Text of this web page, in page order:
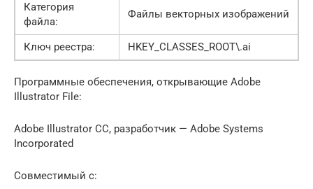
Категория
файла:
Файлы векторных изображений
Ключ реестра: HKEY_CLASSES_ROOT\.ai
Программные обеспечения, открывающие Adobe
Illustrator File:
Adobe Illustrator CC, разработчик — Adobe Systems
Incorporated
Совместимый с: